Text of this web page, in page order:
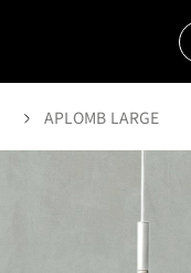
APLOMB LARGE